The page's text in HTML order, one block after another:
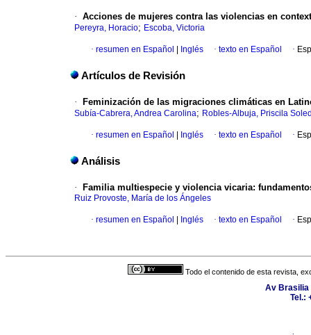
· Acciones de mujeres contra las violencias en
Pereyra, Horacio; Escoba, Victoria
· resumen en Español Inglés · texto en Español ·
Artículos de Revisión
· Feminización de las migraciones climáticas en
Subía-Cabrera, Andrea Carolina; Robles-Albuja, Priscila
· resumen en Español Inglés · texto en Español ·
Análisis
· Familia multiespecie y violencia vicaria:
Ruiz Provoste, María de los Ángeles
· resumen en Español Inglés · texto en Español ·
Todo el contenido de esta revista,
Av Brasilia
Tel.: